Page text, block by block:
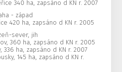
340 ha, zapsáno d KN r. 2007
- západ
420 ha, zapsáno d KN r. 2005
sever, jih
360 ha, zapsáno d KN r. 2005
336 ha, zapsáno d KN r. 2007
145 ha, zapsáno d KN r.